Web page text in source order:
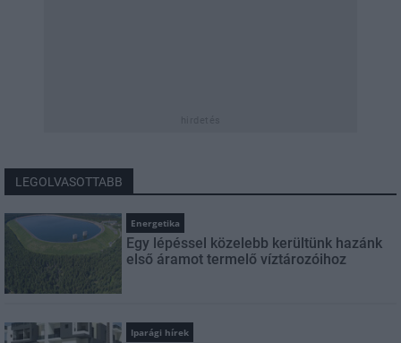
LEGOLVASOTTABB
Energetika
Egy lépéssel közelebb kerültünk hazánk
első áramot termelő víztározóihoz
Iparági hírek